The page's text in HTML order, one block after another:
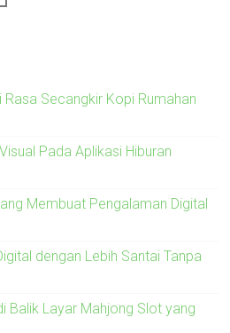
Secangkir Kopi Rumahan
Pada Aplikasi Hiburan
Membuat Pengalaman Digital
dengan Lebih Santai Tanpa
Balik Layar Mahjong Slot yang